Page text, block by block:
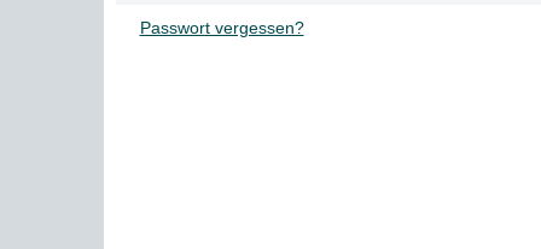
Passwort vergessen?